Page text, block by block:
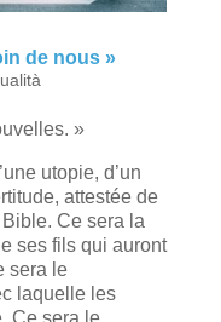
de nous »
»
utopie, d’un
attestée de
Ce sera la
ses fils qui auront
sera le
laquelle les
Ce sera le